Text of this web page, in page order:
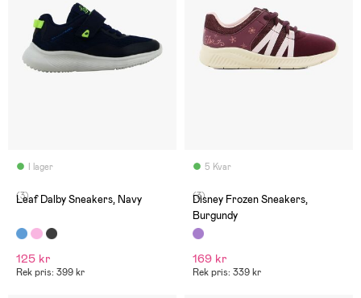
I lager
(3)
Leaf Dalby Sneakers, Navy
125 kr
Rek pris: 399 kr
5 Kvar
(3)
Disney Frozen Sneakers,
Burgundy
169 kr
Rek pris: 339 kr